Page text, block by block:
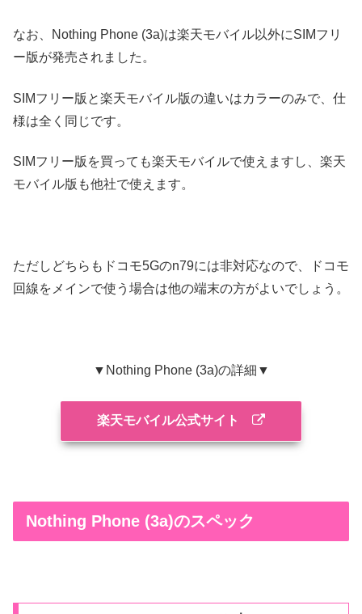
なお、Nothing Phone (3a)は楽天モバイル以外にSIMフリ
ー版が発売されました。
SIMフリー版と楽天モバイル版の違いはカラーのみで、仕
様は全く同じです。
SIMフリー版を買っても楽天モバイルで使えますし、楽天
モバイル版も他社で使えます。
ただしどちらもドコモ5Gのn79には非対応なので、ドコモ
回線をメインで使う場合は他の端末の方がよいでしょう。
▼Nothing Phone (3a)の詳細▼
楽天モバイル公式サイト
Nothing Phone (3a)のスペック